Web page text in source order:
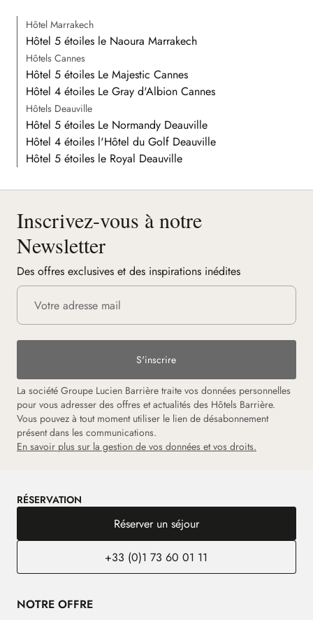
Hôtel Marrakech
Hôtel 5 étoiles le Naoura Marrakech
Hôtels Cannes
Hôtel 5 étoiles Le Majestic Cannes
Hôtel 4 étoiles Le Gray d'Albion Cannes
Hôtels Deauville
Hôtel 5 étoiles Le Normandy Deauville
Hôtel 4 étoiles l'Hôtel du Golf Deauville
Hôtel 5 étoiles le Royal Deauville
Inscrivez-vous à notre
Newsletter
Des offres exclusives et des inspirations inédites
S'inscrire
La société Groupe Lucien Barrière traite vos données personnelles
pour vous adresser des offres et actualités des Hôtels Barrière.
Vous pouvez à tout moment utiliser le lien de désabonnement
présent dans les communications.
En savoir plus sur la gestion de vos données et vos droits.
RÉSERVATION
Réserver un séjour
+33 (0)1 73 60 01 11
NOTRE OFFRE